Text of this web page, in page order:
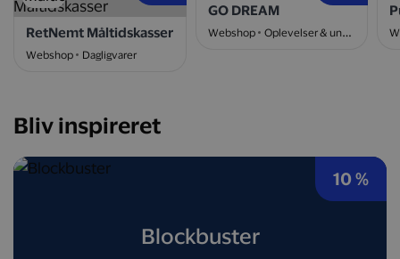
RetNemt Måltidskasser
Webshop Dagligvarer
GO DREAM
Webshop Oplevelser & underholdning
Bliv inspireret
10 %
Blockbuster